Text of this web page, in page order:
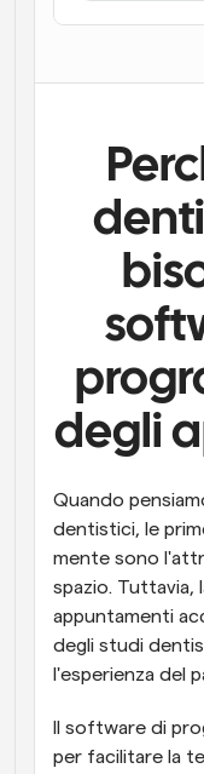
Rimani
Riunioni
Incontrare i
Link di
Prenota senza
Webhook
Ricevi una
degli
Quando
dentistici, le
mente sono
spazio. Tuttavia,
appuntamenti
degli studi
l'esperienza del
Il software di
per facilitare la